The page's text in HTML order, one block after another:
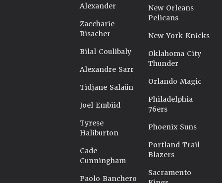
Alexander
Zaccharie
Risacher
Bilal Coulibaly
Alexandre Sarr
Tidjane Salaün
Joel Embiid
Tyrese
Haliburton
Cade
Cunningham
Paolo Banchero
New Orleans
Pelicans
New York Knicks
Oklahoma City
Thunder
Orlando Magic
Philadelphia
76ers
Phoenix Suns
Portland Trail
Blazers
Sacramento